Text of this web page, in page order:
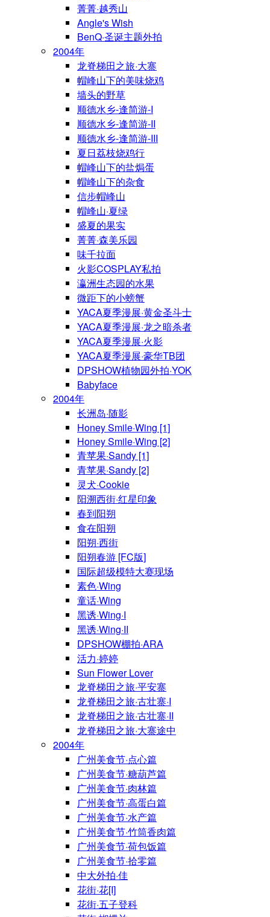
菁菁·越秀山
Angle's Wish
BenQ·圣诞主题外拍
2004年
龙脊梯田之旅·大寨
帽峰山下的美味烧鸡
墙头的野草
顺德水乡-逢简游-I
顺德水乡-逢简游-II
顺德水乡-逢简游-III
夏日荔枝烧鸡行
帽峰山下的盐焗蛋
帽峰山下的杂食
信步帽峰山
帽峰山·夏绿
盛夏的果实
菁菁·森美乐园
味千拉面
火影COSPLAY私拍
瀛洲生态园的水果
微距下的小螃蟹
YACA夏季漫展·黄金圣斗士
YACA夏季漫展·龙之暗杀者
YACA夏季漫展·火影
YACA夏季漫展·豪华TB团
DPSHOW植物园外拍·YOK
Babyface
2004年
长洲岛·随影
Honey Smile·Wing [1]
Honey Smile·Wing [2]
青苹果·Sandy [1]
青苹果·Sandy [2]
灵犬·Cookie
阳溯西街·红星印象
春到阳朔
食在阳朔
阳朔·西街
阳朔春游 [FC版]
国际超级模特大赛现场
素色·Wing
童话·Wing
黑诱·Wing·I
黑诱·Wing·II
DPSHOW棚拍·ARA
活力·婷婷
Sun Flower Lover
龙脊梯田之旅·平安寨
龙脊梯田之旅·古壮寨·I
龙脊梯田之旅·古壮寨·II
龙脊梯田之旅·大寨途中
2004年
广州美食节·点心篇
广州美食节·糖葫芦篇
广州美食节·肉林篇
广州美食节·高蛋白篇
广州美食节·水产篇
广州美食节·竹筒香肉篇
广州美食节·荷包饭篇
广州美食节·拾零篇
中大外拍·佳
花街·花[I]
花街·五子登科